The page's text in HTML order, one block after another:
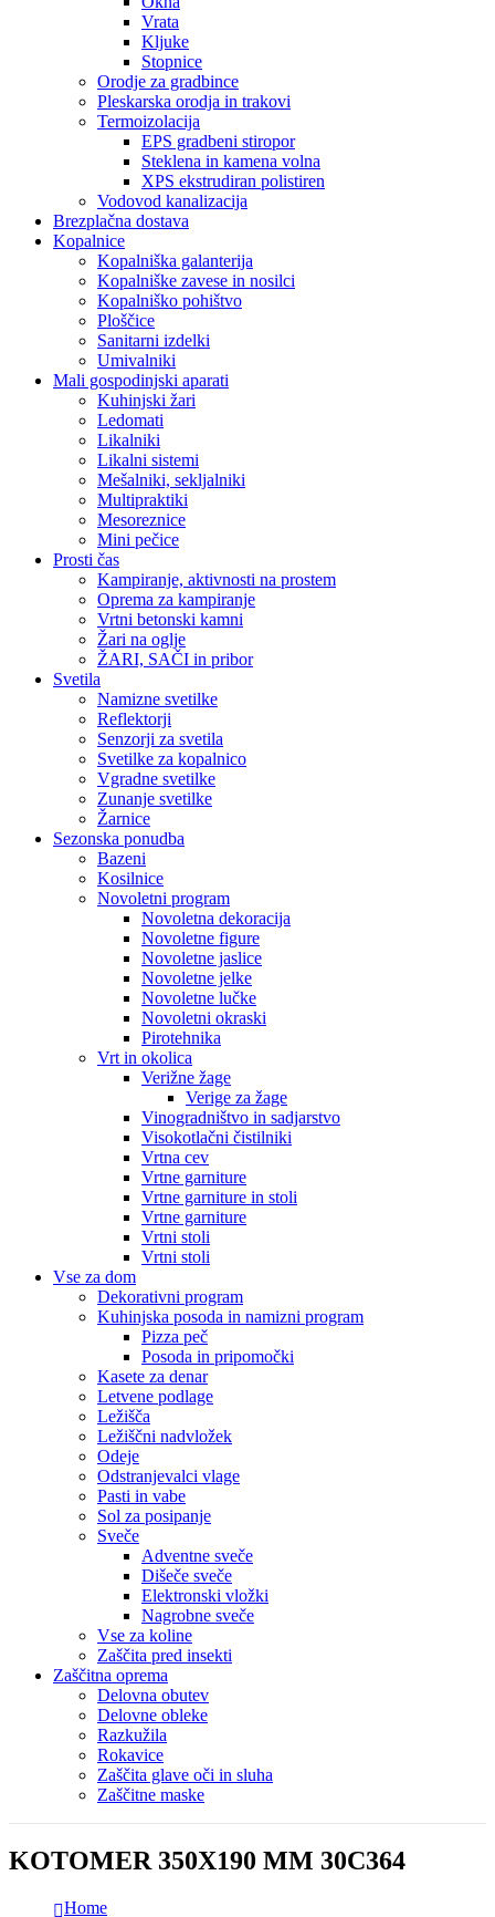
Vrata
Kljuke
Stopnice
Orodje za gradbince
Pleskarska orodja in trakovi
Termoizolacija
EPS gradbeni stiropor
Steklena in kamena volna
XPS ekstrudiran polistiren
Vodovod kanalizacija
Brezplačna dostava
Kopalnice
Kopalniška galanterija
Kopalniške zavese in nosilci
Kopalniško pohištvo
Ploščice
Sanitarni izdelki
Umivalniki
Mali gospodinjski aparati
Kuhinjski žari
Ledomati
Likalniki
Likalni sistemi
Mešalniki, sekljalniki
Multipraktiki
Mesoreznice
Mini pečice
Prosti čas
Kampiranje, aktivnosti na prostem
Oprema za kampiranje
Vrtni betonski kamni
Žari na oglje
ŽARI, SAČI in pribor
Svetila
Namizne svetilke
Reflektorji
Senzorji za svetila
Svetilke za kopalnico
Vgradne svetilke
Zunanje svetilke
Žarnice
Sezonska ponudba
Bazeni
Kosilnice
Novoletni program
Novoletna dekoracija
Novoletne figure
Novoletne jaslice
Novoletne jelke
Novoletne lučke
Novoletni okraski
Pirotehnika
Vrt in okolica
Verižne žage
Verige za žage
Vinogradništvo in sadjarstvo
Visokotlačni čistilniki
Vrtna cev
Vrtne garniture
Vrtne garniture in stoli
Vrtne garniture
Vrtni stoli
Vrtni stoli
Vse za dom
Dekorativni program
Kuhinjska posoda in namizni program
Pizza peč
Posoda in pripomočki
Kasete za denar
Letvene podlage
Ležišča
Ležiščni nadvložek
Odeje
Odstranjevalci vlage
Pasti in vabe
Sol za posipanje
Sveče
Adventne sveče
Dišeče sveče
Elektronski vložki
Nagrobne sveče
Vse za koline
Zaščita pred insekti
Zaščitna oprema
Delovna obutev
Delovne obleke
Razkužila
Rokavice
Zaščita glave oči in sluha
Zaščitne maske
KOTOMER 350X190 MM 30C364
Home